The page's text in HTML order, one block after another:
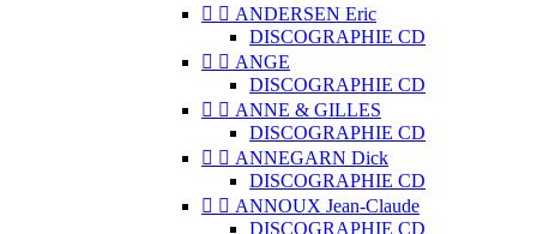
  ANDERSEN Eric
DISCOGRAPHIE CD
  ANGE
DISCOGRAPHIE CD
  ANNE & GILLES
DISCOGRAPHIE CD
  ANNEGARN Dick
DISCOGRAPHIE CD
  ANNOUX Jean-Claude
DISCOGRAPHIE CD